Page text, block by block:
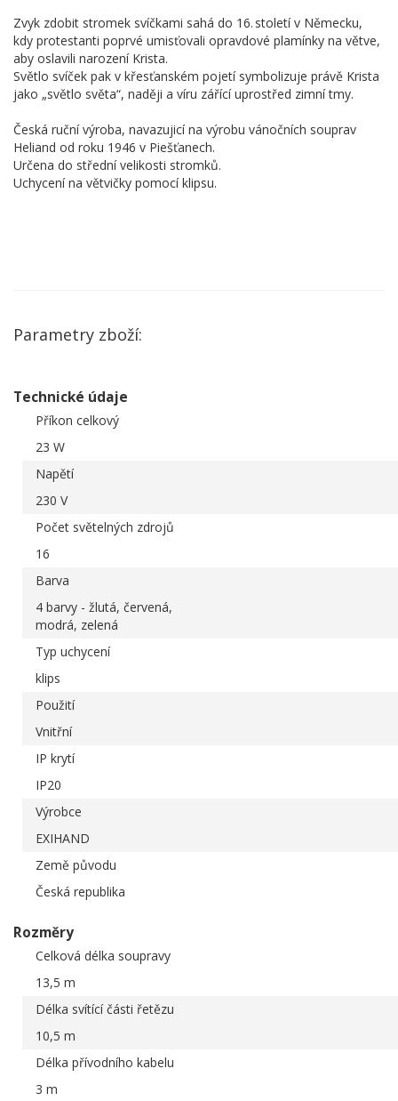
Zvyk zdobit stromek svíčkami sahá do 16. století v Německu,
kdy protestanti poprvé umisťovali opravdové plamínky na větve,
aby oslavili narození Krista.
Světlo svíček pak v křesťanském pojetí symbolizuje právě Krista
jako „světlo světa“, naději a víru zářící uprostřed zimní tmy.
Česká ruční výroba, navazujicí na výrobu vánočních souprav
Heliand od roku 1946 v Piešťanech.
Určena do střední velikosti stromků.
Uchycení na větvičky pomocí klipsu.
Parametry zboží:
Technické údaje
Příkon celkový
23 W
Napětí
230 V
Počet světelných zdrojů
16
Barva
4 barvy - žlutá, červená,
modrá, zelená
Typ uchycení
klips
Použití
Vnitřní
IP krytí
IP20
Výrobce
EXIHAND
Země původu
Česká republika
Rozměry
Celková délka soupravy
13,5 m
Délka svítící části řetězu
10,5 m
Délka přívodního kabelu
3 m